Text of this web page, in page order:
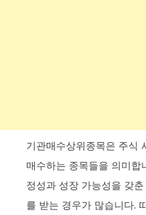
기관매수상위종목은 주식
매수하는 종목들을 의미합
정성과 성장 가능성을 갖
를 받는 경우가 많습니다.